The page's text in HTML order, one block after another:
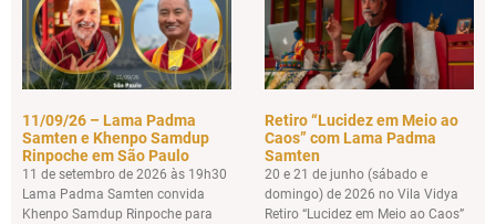
11/09/26 – Lama Padma
Samten e Khenpo Samdup
Rinpoche em São Paulo
11 de setembro de 2026 às 19h30
Lama Padma Samten convida
Khenpo Samdup Rinpoche para
Retiro “Lucidez em Meio ao
Caos” com Lama Padma
Samten
20 e 21 de junho (sábado e
domingo) de 2026 no Vila Vidya
Retiro “Lucidez em Meio ao Caos”